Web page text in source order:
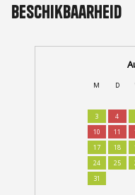
Beschikbaarheid